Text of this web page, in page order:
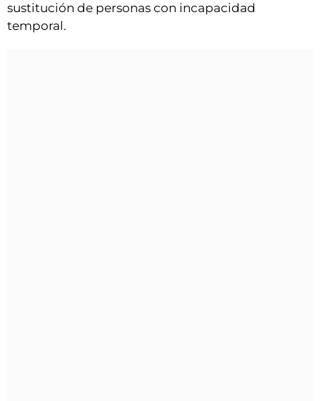
sustitución de personas con incapacidad
temporal.